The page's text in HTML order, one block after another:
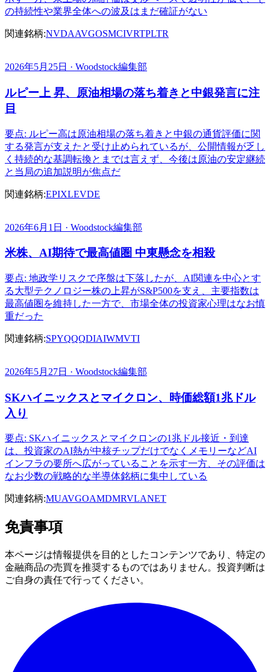
の持続性や業界全体への波及はまだ確証がない
関連銘柄:NVDAAVGOSMCIVRTPLTR
2026年5月25日 · Woodstock編集部
ルピー上 昇、原油相場の落ち着きと中銀発言に注
目
要点: ルピー高は原油相場の落ち着きと中銀の通貨評価に関
する発言が支えたと受け止められているが、公開情報が乏し
く持続的な基調転換とまでは言えず、今後は原油の安定継続
と当局の追加説明が焦点だ
関連銘柄:EPIXLEVDE
2026年6月1日 · Woodstock編集部
米株、AI期待で最高値圏 中東懸念を相殺
要点: 地政学リスクで序盤は下落したが、AI関連を中心とす
る大型テクノロジー株の上昇がS&P500を支え、主要指数は
最高値圏を維持した一方で、市場全体の投資家心理はなお慎
重だった
関連銘柄:SPYQQQDIAIWMVTI
2026年5月27日 · Woodstock編集部
SKハイニックスとマイクロン、時価総額1兆ドル
入り
要点: SKハイニックスとマイクロンの1兆ドル接近・到達
は、投資家のAI熱が中核チップだけでなくメモリーなどAI
インフラの要所へ広がっていることを示す一方、その評価は
なお少数の戦略的な半導体銘柄に集中している
関連銘柄:MUAVGOAMDMRVLANET
免責事項
本ページは情報提供を目的としたコンテンツであり、特定の
金融商品の売買を推奨するものではありません。投資判断は
ご自身の責任で行ってください。